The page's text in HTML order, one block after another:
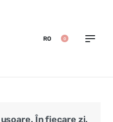
RO 0
În fiecare zi.